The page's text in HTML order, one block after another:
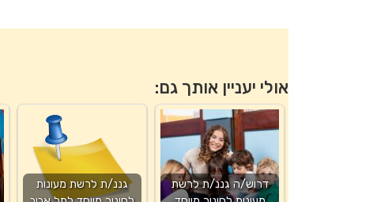
אולי יעניין אותך גם:
גננ/ת לרשת מעונות
דרוש/ה גננ/ת לרשת